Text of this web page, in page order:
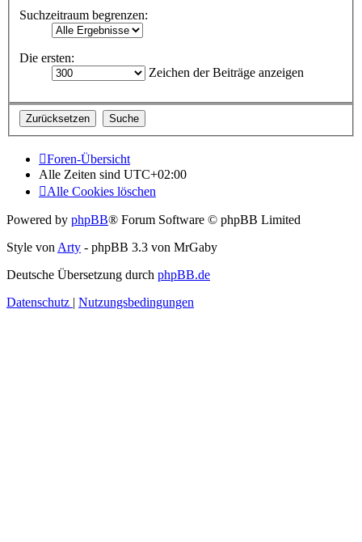
Suchzeitraum begrenzen:
Die ersten:
Zeichen der Beiträge anzeigen
Foren-Übersicht
Alle Zeiten sind UTC+02:00
Alle Cookies löschen
Powered by phpBB® Forum Software © phpBB Limited
Style von Arty - phpBB 3.3 von MrGaby
Deutsche Übersetzung durch phpBB.de
Datenschutz | Nutzungsbedingungen